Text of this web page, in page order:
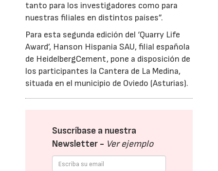
tanto para los investigadores como para
nuestras filiales en distintos países”.
Para esta segunda edición del ‘Quarry Life
Award’, Hanson Hispania SAU, filial española
de HeidelbergCement, pone a disposición de
los participantes la Cantera de La Medina,
situada en el municipio de Oviedo (Asturias).
Suscríbase a nuestra
Newsletter - Ver ejemplo